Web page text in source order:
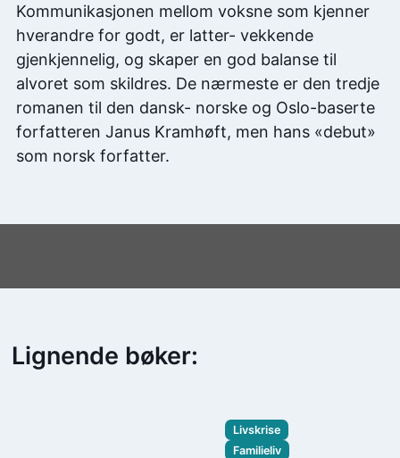
Kommunikasjonen mellom voksne som kjenner
hverandre for godt, er latter- vekkende
gjenkjennelig, og skaper en god balanse til
alvoret som skildres. De nærmeste er den tredje
romanen til den dansk- norske og Oslo-baserte
forfatteren Janus Kramhøft, men hans «debut»
som norsk forfatter.
Lignende bøker:
Livskrise
Familieliv